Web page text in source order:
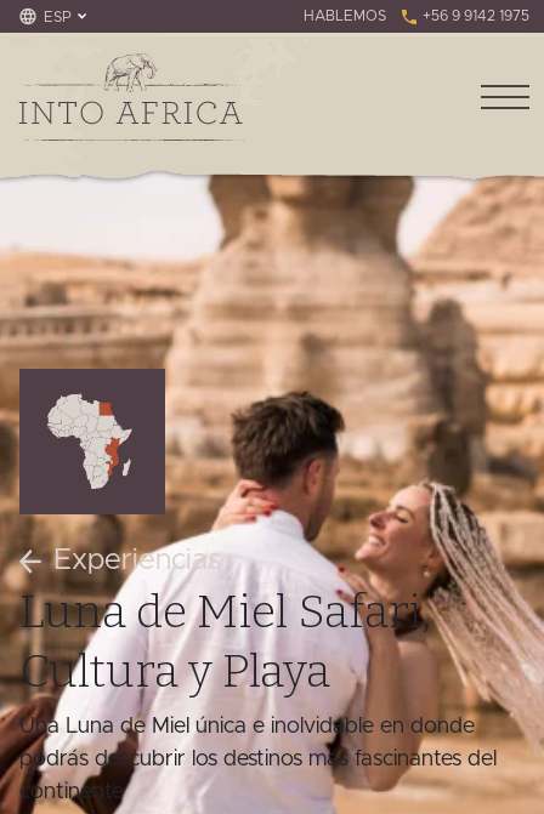
ESP HABLEMOS +56 9 9142 1975
Experiencias
Luna de Miel Safari,
Cultura y Playa
Una Luna de Miel única e inolvidable en donde
podrás descubrir los destinos más fascinantes del
continente